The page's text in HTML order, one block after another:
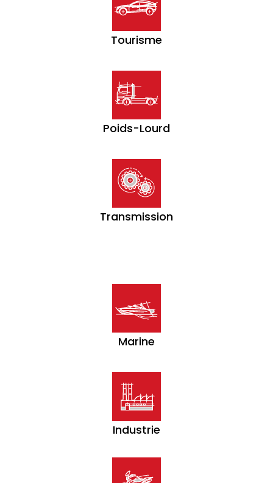
Tourisme
Poids-Lourd
Transmission
Marine
Industrie